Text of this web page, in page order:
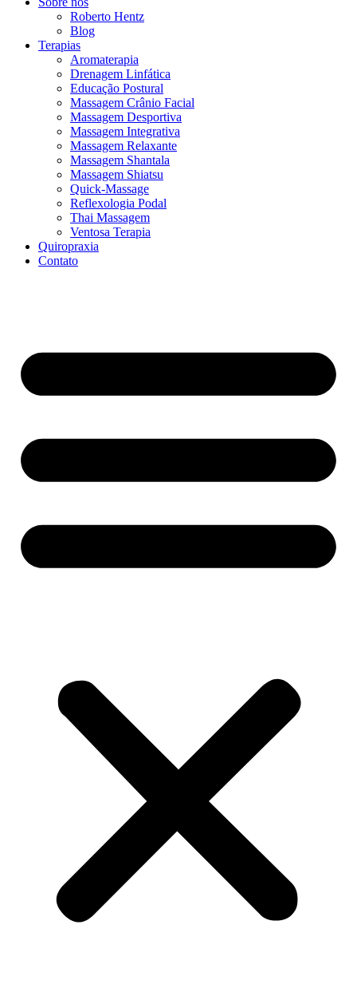
Roberto Hentz
Blog
Terapias
Aromaterapia
Drenagem Linfática
Educação Postural
Massagem Crânio Facial
Massagem Desportiva
Massagem Integrativa
Massagem Relaxante
Massagem Shantala
Massagem Shiatsu
Quick-Massage
Reflexologia Podal
Thai Massagem
Ventosa Terapia
Quiropraxia
Contato